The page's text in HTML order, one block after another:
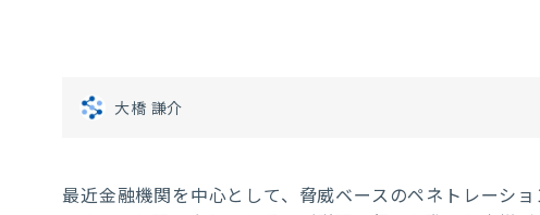
大橋 謙介
最近金融機関を中心として、脅威ベースのペネトレーシ